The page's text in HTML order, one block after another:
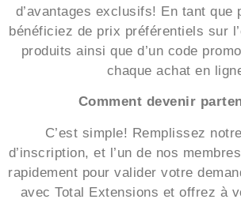
d’avantages exclusifs! En tant que
bénéficiez de prix préférentiels sur
produits ainsi que d’un code
chaque achat en
Comment devenir
C’est simple! Remplissez
d’inscription, et l’un de nos
rapidement pour valider votre
avec Total Extensions et offrez à